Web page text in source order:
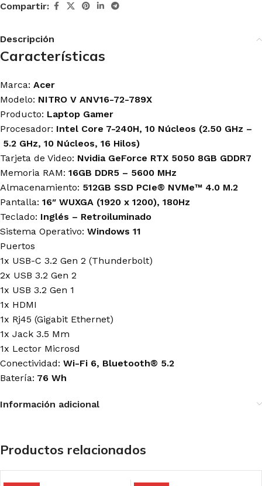
Compartir:
Descripción
Características
Marca: Acer
Modelo: NITRO V ANV16-72-789X
Producto: Laptop Gamer
Procesador: Intel Core 7-240H, 10 Núcleos (2.50 GHz –
5.2 GHz, 10 Núcleos, 16 Hilos)
Tarjeta de Video: Nvidia GeForce RTX 5050 8GB GDDR7
Memoria RAM: 16GB DDR5 – 5600 MHz
Almacenamiento: 512GB SSD PCIe® NVMe™ 4.0 M.2
Pantalla: 16″ WUXGA (1920 x 1200), 180Hz
Teclado: Inglés – Retroiluminado
Sistema Operativo: Windows 11
Puertos
1x USB-C 3.2 Gen 2 (Thunderbolt)
2x USB 3.2 Gen 2
1x USB 3.2 Gen 1
1x HDMI
1x Rj45 (Gigabit Ethernet)
1x Jack 3.5 Mm
1x Lector Microsd
Conectividad: Wi-Fi 6, Bluetooth® 5.2
Batería: 76 Wh
Información adicional
Productos relacionados